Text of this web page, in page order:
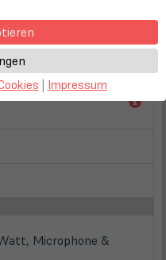
Microphone &
| Impressum